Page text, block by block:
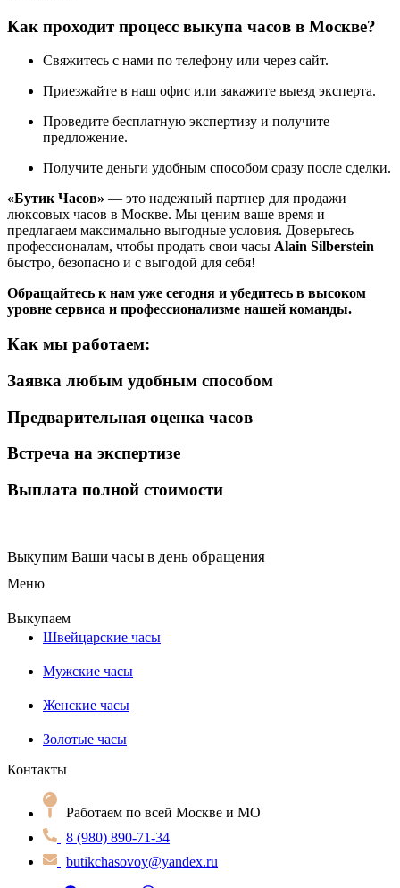
Как проходит процесс выкупа часов в Москве?
Свяжитесь с нами по телефону или через сайт.
Приезжайте в наш офис или закажите выезд эксперта.
Проведите бесплатную экспертизу и получите
предложение.
Получите деньги удобным способом сразу после сделки.
«Бутик Часов» — это надежный партнер для продажи
люксовых часов в Москве. Мы ценим ваше время и
предлагаем максимально выгодные условия. Доверьтесь
профессионалам, чтобы продать свои часы Alain Silberstein
быстро, безопасно и с выгодой для себя!
Обращайтесь к нам уже сегодня и убедитесь в высоком
уровне сервиса и профессионализме нашей команды.
Как мы работаем:
Заявка любым удобным способом
Предварительная оценка часов
Встреча на экспертизе
Выплата полной стоимости
Выкупим Ваши часы в день обращения
Меню
Выкупаем
Швейцарские часы
Мужские часы
Женские часы
Золотые часы
Контакты
Работаем по всей Москве и МО
8 (980) 890-71-34
butikchasovoy@yandex.ru